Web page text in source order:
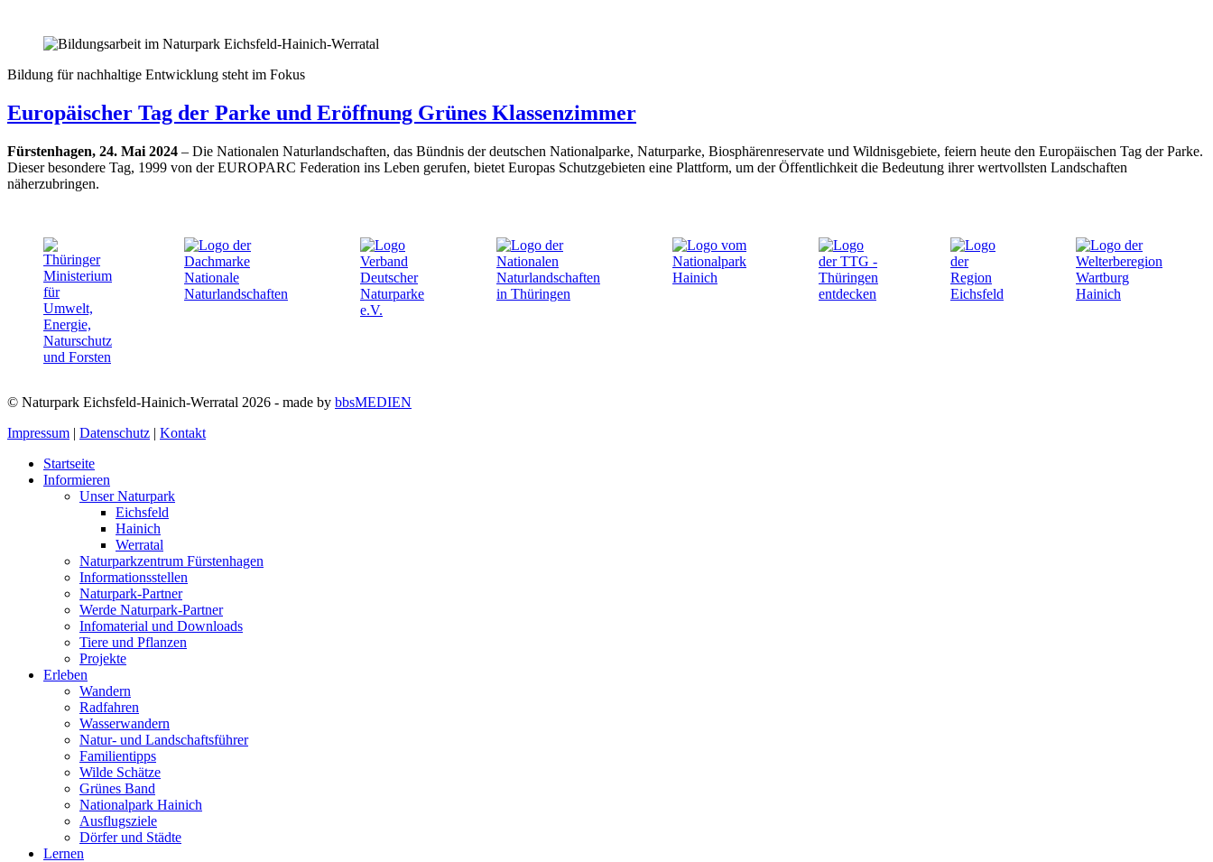
Bildung für nachhaltige Entwicklung steht im Fokus
Europäischer Tag der Parke und Eröffnung Grünes Klassenzimmer
Fürstenhagen, 24. Mai 2024 – Die Nationalen Naturlandschaften, das Bündnis der deutschen Nationalparke, Naturparke, Biosphärenreservate und Wildnisgebiete, feiern heute den Europäischen Tag der Parke.
Dieser besondere Tag, 1999 von der EUROPARC Federation ins Leben gerufen, bietet Europas Schutzgebieten eine Plattform, um der Öffentlichkeit die Bedeutung ihrer wertvollsten Landschaften
näherzubringen.
© Naturpark Eichsfeld-Hainich-Werratal 2026 - made by bbsMEDIEN
Impressum | Datenschutz | Kontakt
Startseite
Informieren
Unser Naturpark
Eichsfeld
Hainich
Werratal
Naturparkzentrum Fürstenhagen
Informationsstellen
Naturpark-Partner
Werde Naturpark-Partner
Infomaterial und Downloads
Tiere und Pflanzen
Projekte
Erleben
Wandern
Radfahren
Wasserwandern
Natur- und Landschaftsführer
Familientipps
Wilde Schätze
Grünes Band
Nationalpark Hainich
Ausflugsziele
Dörfer und Städte
Lernen